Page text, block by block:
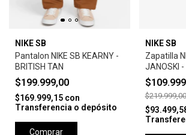
NIKE SB
Pantalon NIKE SB KEARNY -
BRITISH TAN
$199.999,00
$169.999,15 con
Transferencia o depósito
Comprar
NIKE SB
Zapatilla
JANOSKI
Label*
$219.999,00